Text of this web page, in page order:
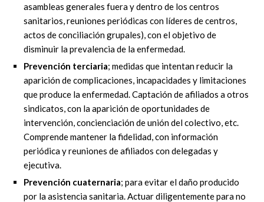
asambleas generales fuera y dentro de los centros
sanitarios, reuniones periódicas con líderes de centros,
actos de conciliación grupales), con el objetivo de
disminuir la prevalencia de la enfermedad.
Prevención terciaria; medidas que intentan reducir la
aparición de complicaciones, incapacidades y limitaciones
que produce la enfermedad. Captación de afiliados a otros
sindicatos, con la aparición de oportunidades de
intervención, concienciación de unión del colectivo, etc.
Comprende mantener la fidelidad, con información
periódica y reuniones de afiliados con delegadas y
ejecutiva.
Prevención cuaternaria; para evitar el daño producido
por la asistencia sanitaria. Actuar diligentemente para no